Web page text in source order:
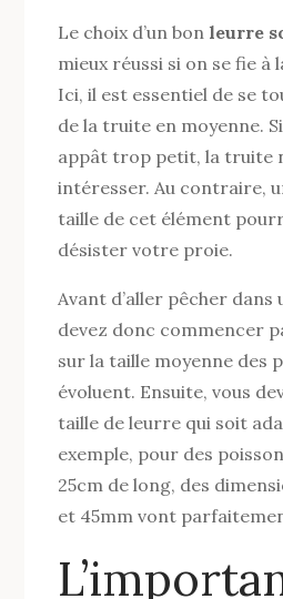
Le choix d’un bon leurre
mieux réussi si on se fie à
Ici, il est essentiel de se
de la truite en moyenne.
appât trop petit, la truite
intéresser. Au contraire,
taille de cet élément
désister votre proie.
Avant d’aller pêcher dans
devez donc commencer
sur la taille moyenne des
évoluent. Ensuite, vous
taille de leurre qui soit
exemple, pour des
25cm de long, des
et 45mm vont